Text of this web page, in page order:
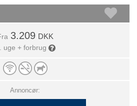
3.209 DKK
uge + forbrug
Annoncør: